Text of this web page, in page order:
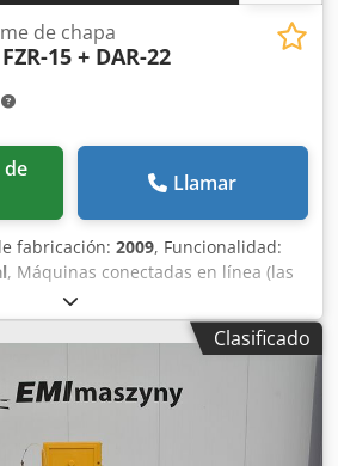
de chapa
FZR-15 + DAR-22
Llamar
fabricación: 2009, Funcionalidad:
, Máquinas conectadas en línea (las
venden juntas). 1. Máquina de
chapa Fisher+Rueckle FZR-15, año
apilado directo Fisher+Rueckle DAR-
elevadora de tijera 1000 kg
(completa a petición) Máquina
de chapa FURNIMASTER FZR-15
chapa (longitudinal a la fibra): 350
Clasificado